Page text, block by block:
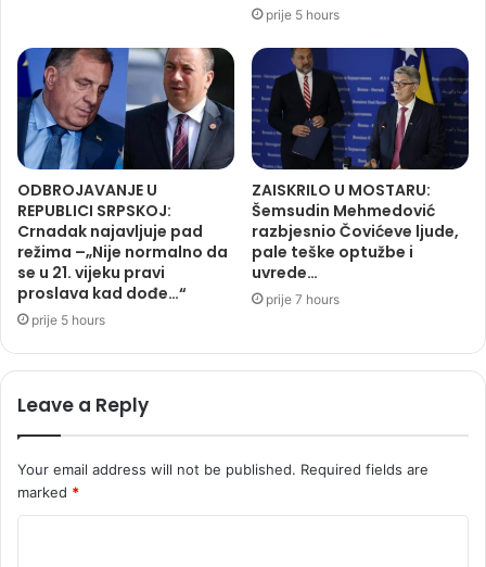
prije 5 hours
ODBROJAVANJE U
REPUBLICI SRPSKOJ:
Crnadak najavljuje pad
režima –„Nije normalno da
se u 21. vijeku pravi
proslava kad dođe…“
prije 5 hours
ZAISKRILO U MOSTARU:
Šemsudin Mehmedović
razbjesnio Čovićeve ljude,
pale teške optužbe i
uvrede…
prije 7 hours
Leave a Reply
Your email address will not be published. Required fields are
marked *